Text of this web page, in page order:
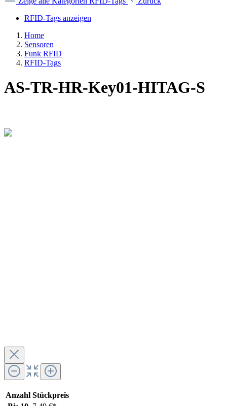
RFID-Tags anzeigen
Home
Sensoren
Funk RFID
RFID-Tags
AS-TR-HR-Key01-HITAG-S
Anzahl Stückpreis